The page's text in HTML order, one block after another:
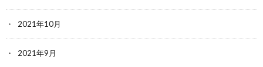
2021年10月
2021年9月